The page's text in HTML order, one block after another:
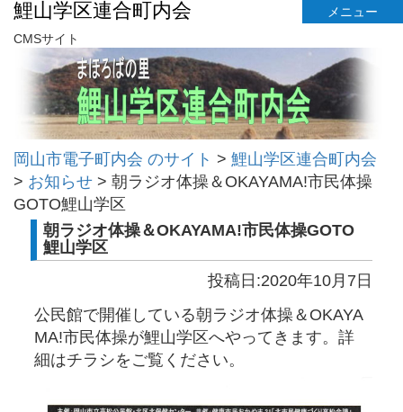
鯉山学区連合町内会
メニュー
CMSサイト
岡山市電子町内会 のサイト > 鯉山学区連合町内会
> お知らせ > 朝ラジオ体操＆OKAYAMA!市民体操
GOTO鯉山学区
朝ラジオ体操＆OKAYAMA!市民体操GOTO
鯉山学区
投稿日:2020年10月7日
公民館で開催している朝ラジオ体操＆OKAYA
MA!市民体操が鯉山学区へやってきます。詳
細はチラシをご覧ください。